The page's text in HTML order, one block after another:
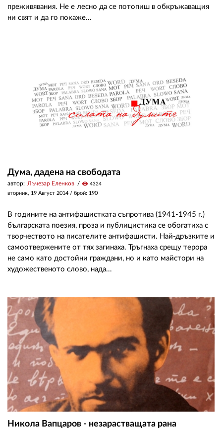
преживявания. Не е лесно да се потопиш в обкръжаващия
ни свят и да го покаже...
Дума, дадена на свободата
автор: Лъчезар Еленков visibility 4324
вторник, 19 Август 2014 / брой: 190
В годините на антифашистката съпротива (1941-1945 г.)
българската поезия, проза и публицистика се обогатиха с
творчеството на писателите антифашисти. Най-дръзките и
самоотвержените от тях загинаха. Тръгнаха срещу терора
не само като достойни граждани, но и като майстори на
художественото слово, нада...
Никола Вапцаров - незарастващата рана